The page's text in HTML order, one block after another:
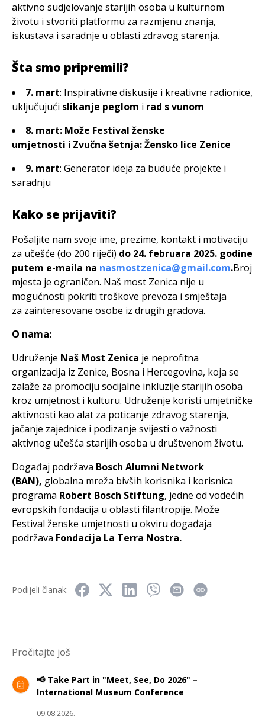
aktivno sudjelovanje starijih osoba u kulturnom
životu i stvoriti platformu za razmjenu znanja,
iskustava i saradnje u oblasti zdravog starenja.
Šta smo pripremili?
7. mart: Inspirativne diskusije i kreativne radionice,
uključujući slikanje peglom i rad s vunom
8. mart: Može Festival ženske
umjetnosti i Zvučna šetnja: Žensko lice Zenice
9. mart: Generator ideja za buduće projekte i
saradnju
Kako se prijaviti?
Pošaljite nam svoje ime, prezime, kontakt i motivaciju
za učešće (do 200 riječi) do 24. februara 2025. godine
putem e-maila na nasmostzenica@gmail.com.Broj
mjesta je ograničen. Naš most Zenica nije u
mogućnosti pokriti troškove prevoza i smještaja
za zainteresovane osobe iz drugih gradova.
O nama:
Udruženje Naš Most Zenica je neprofitna
organizacija iz Zenice, Bosna i Hercegovina, koja se
zalaže za promociju socijalne inkluzije starijih osoba
kroz umjetnost i kulturu. Udruženje koristi umjetničke
aktivnosti kao alat za poticanje zdravog starenja,
jačanje zajednice i podizanje svijesti o važnosti
aktivnog učešća starijih osoba u društvenom životu.
Događaj podržava Bosch Alumni Network
(BAN), globalna mreža bivših korisnika i korisnica
programa Robert Bosch Stiftung, jedne od vodećih
evropskih fondacija u oblasti filantropije. Može
Festival ženske umjetnosti u okviru događaja
podržava Fondacija La Terra Nostra.
Podijeli članak:
Pročitajte još
📢 Take Part in "Meet, See, Do 2026" –
International Museum Conference
09.08.2026.